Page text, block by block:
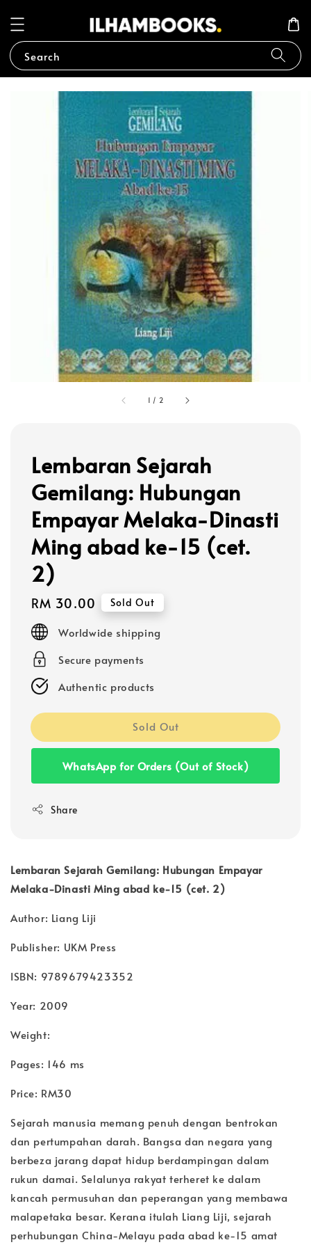
Search
1 / 2
Lembaran Sejarah
Gemilang: Hubungan
Empayar Melaka-Dinasti
Ming abad ke-15 (cet.
2)
Regular
price
RM 30.00 Sold Out
Worldwide shipping
Secure payments
Authentic products
Sold Out
WhatsApp for Orders (Out of Stock)
Share
Lembaran Sejarah Gemilang: Hubungan Empayar
Melaka-Dinasti Ming abad ke-15 (cet. 2)
Author: Liang Liji
Publisher: UKM Press
ISBN: 9789679423352
Year: 2009
Weight:
Pages: 146 ms
Price: RM30
Sejarah manusia memang penuh dengan bentrokan
dan pertumpahan darah. Bangsa dan negara yang
berbeza jarang dapat hidup berdampingan dalam
rukun damai. Selalunya rakyat terheret ke dalam
kancah permusuhan dan peperangan yang membawa
malapetaka besar. Kerana itulah Liang Liji, sejarah
perhubungan China-Melayu pada abad ke-15 amat